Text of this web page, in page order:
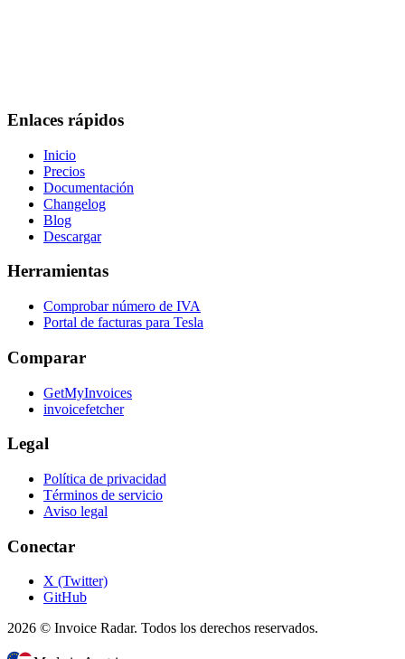
Enlaces rápidos
Inicio
Precios
Documentación
Changelog
Blog
Descargar
Herramientas
Comprobar número de IVA
Portal de facturas para Tesla
Comparar
GetMyInvoices
invoicefetcher
Legal
Política de privacidad
Términos de servicio
Aviso legal
Conectar
X (Twitter)
GitHub
2026 © Invoice Radar. Todos los derechos reservados.